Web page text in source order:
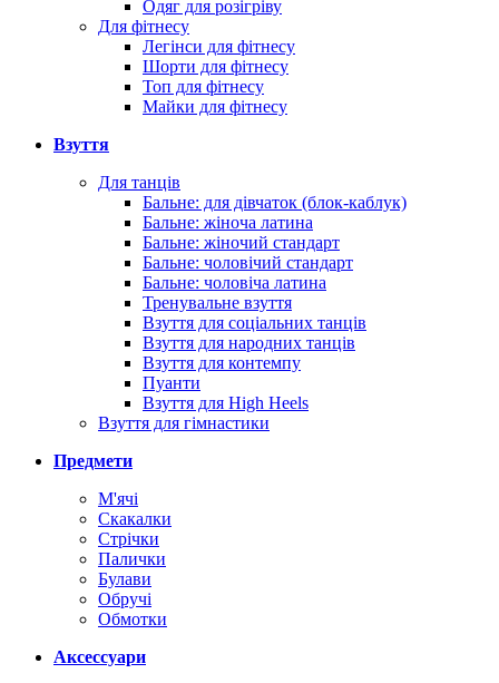
Одяг для розігріву
Для фітнесу
Легінси для фітнесу
Шорти для фітнесу
Топ для фітнесу
Майки для фітнесу
Взуття
Для танців
Бальне: для дівчаток (блок-каблук)
Бальне: жіноча латина
Бальне: жіночий стандарт
Бальне: чоловічий стандарт
Бальне: чоловіча латина
Тренувальне взуття
Взуття для соціальних танців
Взуття для народних танців
Взуття для контемпу
Пуанти
Взуття для High Heels
Взуття для гімнастики
Предмети
М'ячі
Скакалки
Стрічки
Палички
Булави
Обручі
Обмотки
Аксессуари